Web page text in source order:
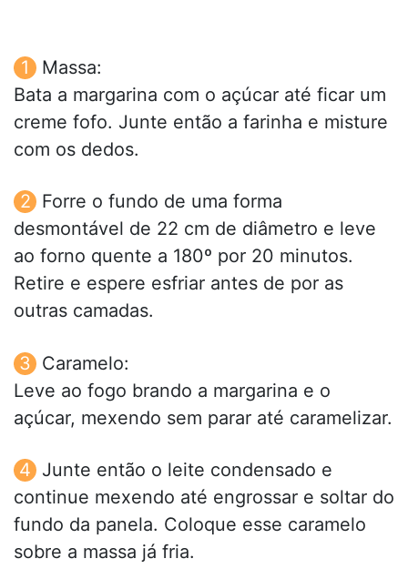
Massa:
Bata a margarina com o açúcar até ficar um
creme fofo. Junte então a farinha e misture
com os dedos.
Forre o fundo de uma forma
desmontável de 22 cm de diâmetro e leve
ao forno quente a 180º por 20 minutos.
Retire e espere esfriar antes de por as
outras camadas.
Caramelo:
Leve ao fogo brando a margarina e o
açúcar, mexendo sem parar até caramelizar.
Junte então o leite condensado e
continue mexendo até engrossar e soltar do
fundo da panela. Coloque esse caramelo
sobre a massa já fria.